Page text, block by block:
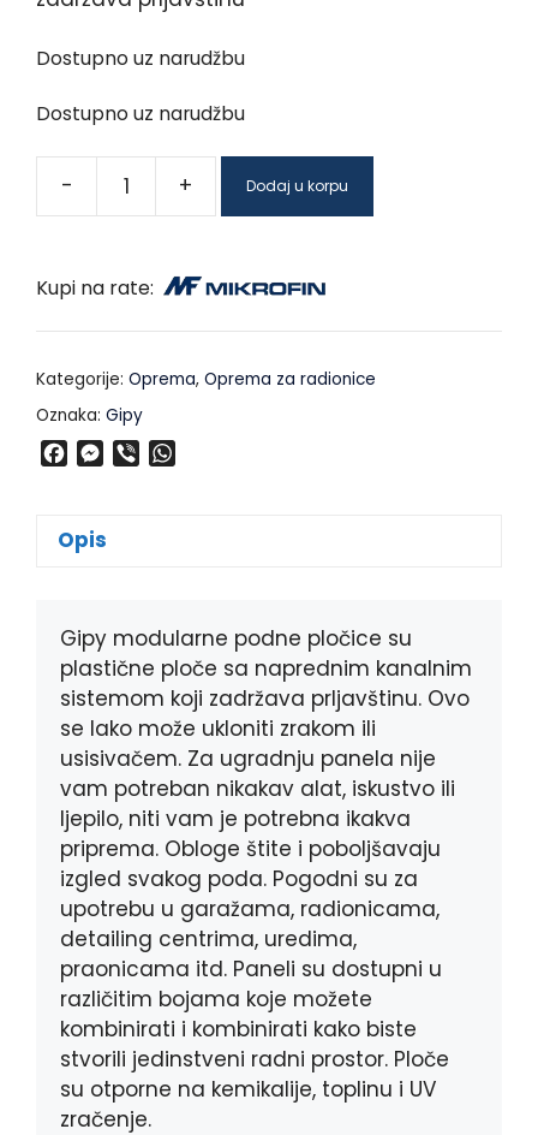
Dostupno uz narudžbu
Dostupno uz narudžbu
- + Dodaj u korpu
Kupi na rate:
Kategorije: Oprema, Oprema za radionice
Oznaka: Gipy
F
e
b
k
M
s
e
r
V
p
Opis
Gipy modularne podne pločice su
plastične ploče sa naprednim kanalnim
sistemom koji zadržava prljavštinu. Ovo
se lako može ukloniti zrakom ili
usisivačem. Za ugradnju panela nije
vam potreban nikakav alat, iskustvo ili
ljepilo, niti vam je potrebna ikakva
priprema. Obloge štite i poboljšavaju
izgled svakog poda. Pogodni su za
upotrebu u garažama, radionicama,
detailing centrima, uredima,
praonicama itd. Paneli su dostupni u
različitim bojama koje možete
kombinirati i kombinirati kako biste
stvorili jedinstveni radni prostor. Ploče
su otporne na kemikalije, toplinu i UV
zračenje.